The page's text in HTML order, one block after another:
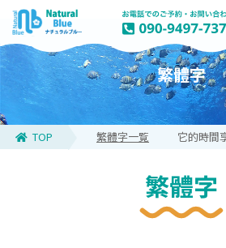
繁體字
TOP 繁體字一覧 它的時間
繁體字